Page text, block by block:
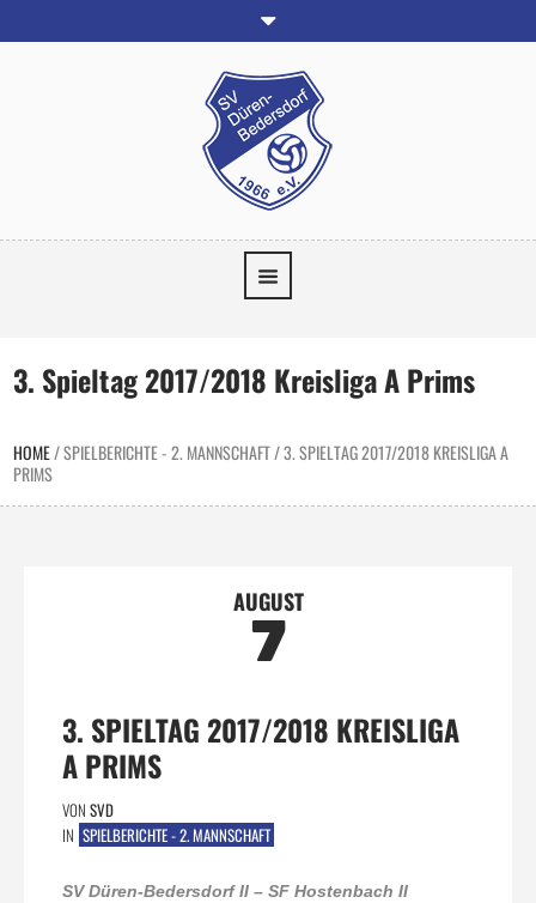
3. Spieltag 2017/2018 Kreisliga A Prims
HOME/SPIELBERICHTE - 2. MANNSCHAFT/3. SPIELTAG 2017/2018 KREISLIGA A
PRIMS
AUGUST
7
3. SPIELTAG 2017/2018 KREISLIGA
A PRIMS
VON SVD
IN SPIELBERICHTE - 2. MANNSCHAFT
SV Düren-Bedersdorf II – SF Hostenbach II